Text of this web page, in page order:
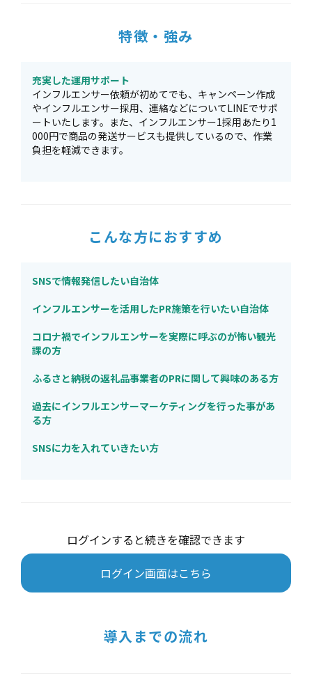
特徴・強み
充実した運用サポート
インフルエンサー依頼が初めてでも、キャンペーン作成
やインフルエンサー採用、連絡などについてLINEでサポ
ートいたします。また、インフルエンサー1採用あたり1
000円で商品の発送サービスも提供しているので、作業
負担を軽減できます。
こんな方におすすめ
SNSで情報発信したい自治体
インフルエンサーを活用したPR施策を行いたい自治体
コロナ禍でインフルエンサーを実際に呼ぶのが怖い観光
課の方
ふるさと納税の返礼品事業者のPRに関して興味のある方
過去にインフルエンサーマーケティングを行った事があ
る方
SNSに力を入れていきたい方
ログインすると続きを確認できます
ログイン画面はこちら
導入までの流れ